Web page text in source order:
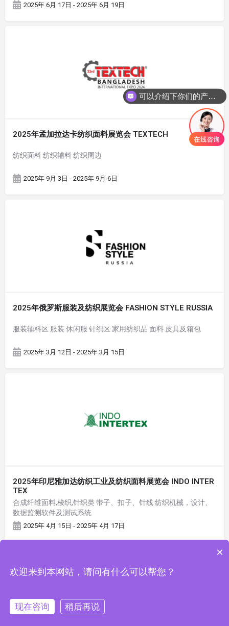
2025年 6月 17日 - 2025年 6月 19日
2025年孟加拉达卡纺织面料展览会 TEXTECH
纺织面料 纺织辅料 纺织周边
2025年 9月 3日 - 2025年 9月 6日
2025年俄罗斯服装及纺织展览会 FASHION STYLE RUSSIA
服装辅料区 服装 休闲服 针织区 家用纺织品 面料 皮具及箱包
2025年 3月 12日 - 2025年 3月 15日
2025年印尼雅加达纺织工业及纺织面料展览会 INDO INTER
TEX
合成纤维面料,梭织,针织类 带子、扣子、针线 纺织机械，设计、
数据监测软件及测试系统
2025年 4月 15日 - 2025年 4月 17日
可以介绍下你们的产品么
×
欢迎来到本网站，请问有什么可以帮您？
现在咨询 稍后再说